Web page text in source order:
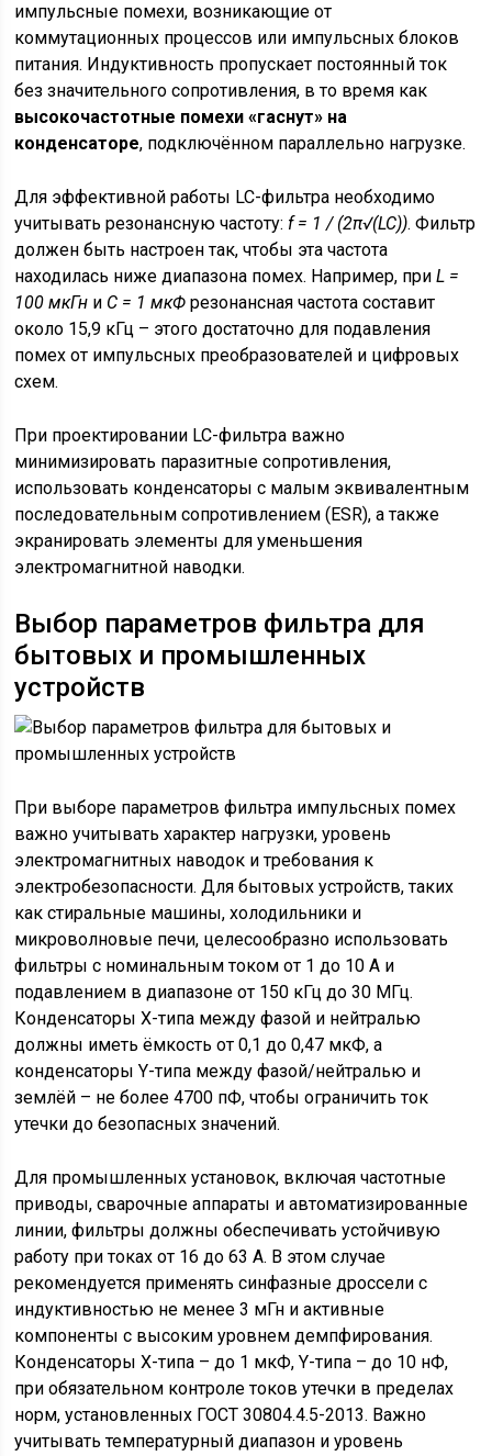
импульсные помехи, возникающие от
коммутационных процессов или импульсных блоков
питания. Индуктивность пропускает постоянный ток
без значительного сопротивления, в то время как
высокочастотные помехи «гаснут» на
конденсаторе, подключённом параллельно нагрузке.
Для эффективной работы LC-фильтра необходимо
учитывать резонансную частоту: f = 1 / (2π√(LC)). Фильтр
должен быть настроен так, чтобы эта частота
находилась ниже диапазона помех. Например, приL =
100 мкГн и C = 1 мкФ резонансная частота составит
около 15,9 кГц – этого достаточно для подавления
помех от импульсных преобразователей и цифровых
схем.
При проектировании LC-фильтра важно
минимизировать паразитные сопротивления,
использовать конденсаторы с малым эквивалентным
последовательным сопротивлением (ESR), а также
экранировать элементы для уменьшения
электромагнитной наводки.
Выбор параметров фильтра для
бытовых и промышленных
устройств
При выборе параметров фильтра импульсных помех
важно учитывать характер нагрузки, уровень
электромагнитных наводок и требования к
электробезопасности. Для бытовых устройств, таких
как стиральные машины, холодильники и
микроволновые печи, целесообразно использовать
фильтры с номинальным током от 1 до 10 А и
подавлением в диапазоне от 150 кГц до 30 МГц.
Конденсаторы X-типа между фазой и нейтралью
должны иметь ёмкость от 0,1 до 0,47 мкФ, а
конденсаторы Y-типа между фазой/нейтралью и
землёй – не более 4700 пФ, чтобы ограничить ток
утечки до безопасных значений.
Для промышленных установок, включая частотные
приводы, сварочные аппараты и автоматизированные
линии, фильтры должны обеспечивать устойчивую
работу при токах от 16 до 63 А. В этом случае
рекомендуется применять синфазные дроссели с
индуктивностью не менее 3 мГн и активные
компоненты с высоким уровнем демпфирования.
Конденсаторы X-типа – до 1 мкФ, Y-типа – до 10 нФ,
при обязательном контроле токов утечки в пределах
норм, установленных ГОСТ 30804.4.5-2013. Важно
учитывать температурный диапазон и уровень